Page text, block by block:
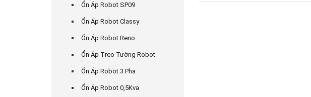
Ổn Áp Robot SP09
Ổn Áp Robot Classy
Ổn Áp Robot Reno
Ổn Áp Treo Tường Robot
Ổn Áp Robot 3 Pha
Ổn Áp Robot 0,5Kva